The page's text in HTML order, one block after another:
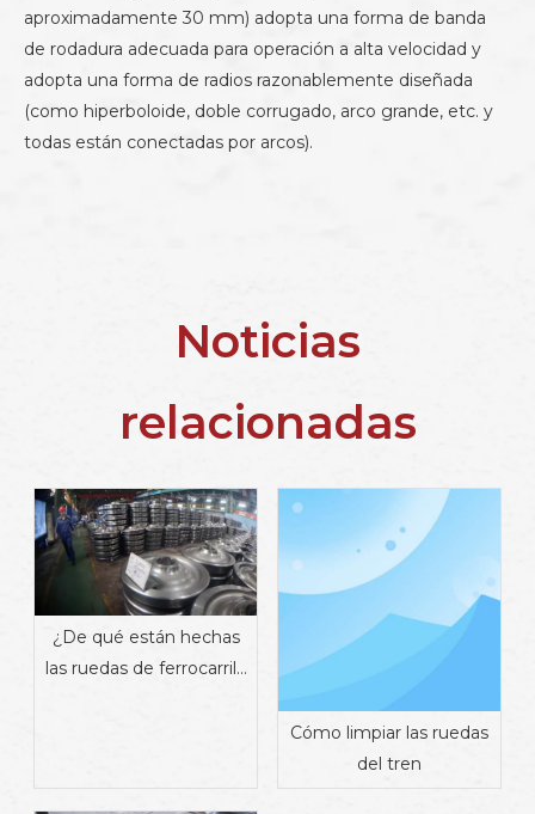
aproximadamente 30 mm) adopta una forma de banda
de rodadura adecuada para operación a alta velocidad y
adopta una forma de radios razonablemente diseñada
(como hiperboloide, doble corrugado, arco grande, etc. y
todas están conectadas por arcos).
Noticias
relacionadas
¿De qué están hechas
las ruedas de ferrocarril?
Cómo limpiar las ruedas
del tren